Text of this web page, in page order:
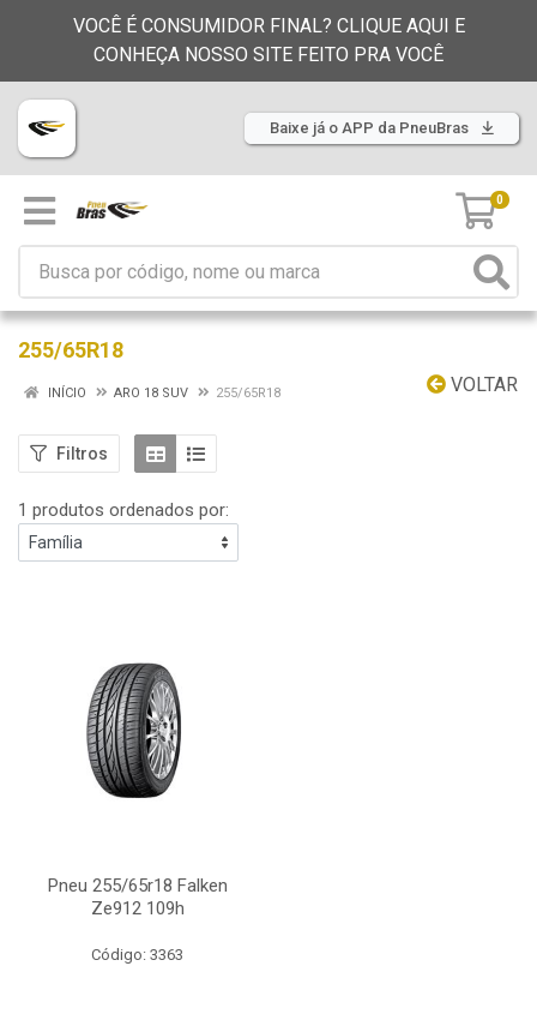
VOCÊ É CONSUMIDOR FINAL? CLIQUE AQUI E
CONHEÇA NOSSO SITE FEITO PRA VOCÊ
Baixe já o APP da PneuBras
0
255/65R18
VOLTAR
INÍCIO ARO 18 SUV 255/65R18
Filtros
1 produtos ordenados por:
Pneu 255/65r18 Falken
Ze912 109h
Código: 3363